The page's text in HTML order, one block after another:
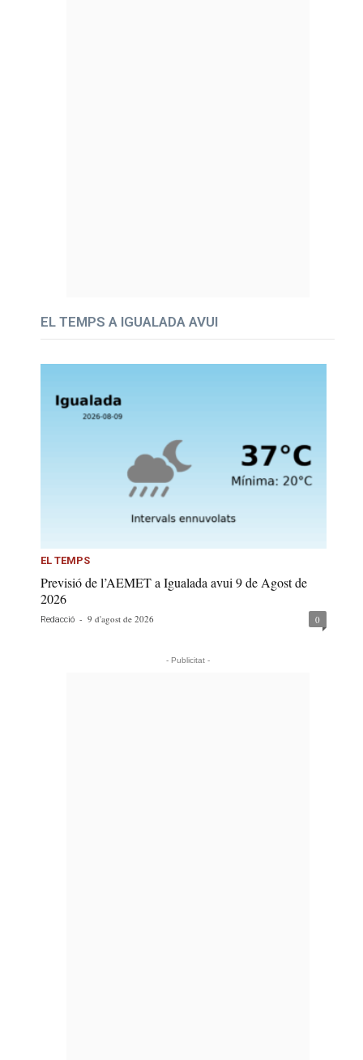
EL TEMPS A IGUALADA AVUI
EL TEMPS
Previsió de l’AEMET a Igualada avui 9 de Agost de
2026
Redacció - 9 d'agost de 2026 0
- Publicitat -